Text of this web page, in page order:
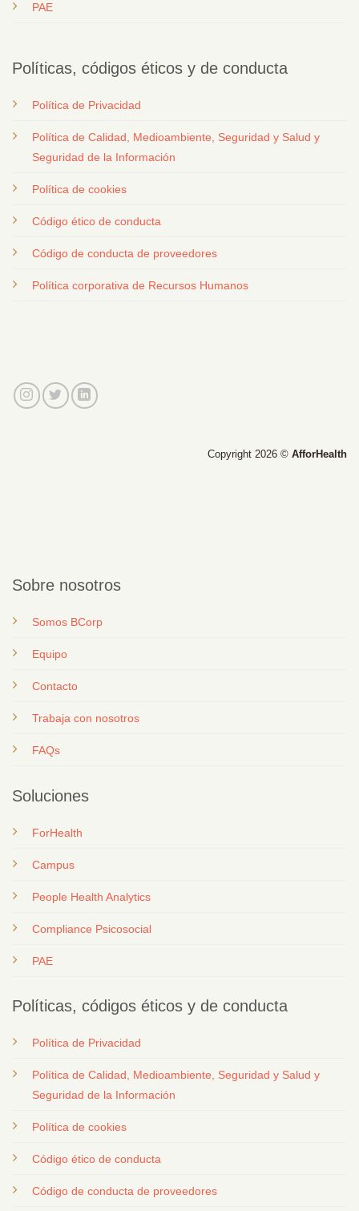
PAE
Políticas, códigos éticos y de conducta
Política de Privacidad
Política de Calidad, Medioambiente, Seguridad y Salud y
Seguridad de la Información
Política de cookies
Código ético de conducta
Código de conducta de proveedores
Política corporativa de Recursos Humanos
Copyright 2026 © AfforHealth
Sobre nosotros
Somos BCorp
Equipo
Contacto
Trabaja con nosotros
FAQs
Soluciones
ForHealth
Campus
People Health Analytics
Compliance Psicosocial
PAE
Políticas, códigos éticos y de conducta
Política de Privacidad
Política de Calidad, Medioambiente, Seguridad y Salud y
Seguridad de la Información
Política de cookies
Código ético de conducta
Código de conducta de proveedores